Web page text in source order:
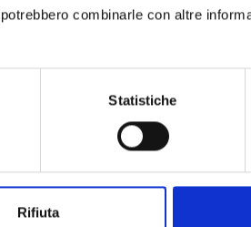
combinarle con altre
Statistiche
Rifiuta